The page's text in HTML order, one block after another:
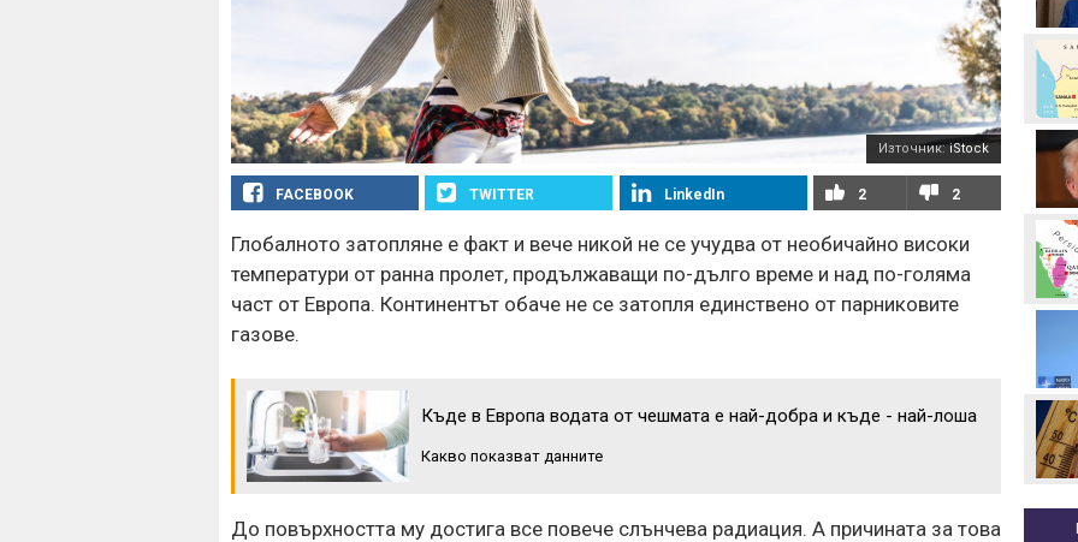
Източник:iStock
FACEBOOK TWITTER LinkedIn 2 2
Глобалното затопляне е факт и вече никой не се учудва от необичайно високи
температури от ранна пролет, продължаващи по-дълго време и над по-голяма
част от Европа. Континентът обаче не се затопля единствено от парниковите
газове.
Къде в Европа водата от чешмата е най-добра и къде - най-лоша
Какво показват данните
До повърхността му достига все повече слънчева радиация. А причината за това
Неймар избухна с нов
скандал след мач в
Бразилия
Вицепрезидентът на
УЕФА: Имаме нужда от
кандидат срещу
Инфантино
отсъства дълго от
терените
Христо Янев вече е
Левски - Кайрат може да
се окаже последния